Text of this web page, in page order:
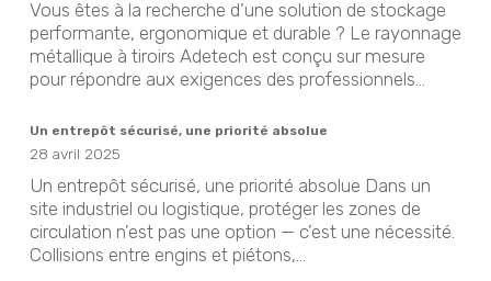
Vous êtes à la recherche d’une solution de stockage
performante, ergonomique et durable ? Le rayonnage
métallique à tiroirs Adetech est conçu sur mesure
pour répondre aux exigences des professionnels...
Un entrepôt sécurisé, une priorité absolue
28 avril 2025
Un entrepôt sécurisé, une priorité absolue Dans un
site industriel ou logistique, protéger les zones de
circulation n’est pas une option — c’est une nécessité.
Collisions entre engins et piétons,...